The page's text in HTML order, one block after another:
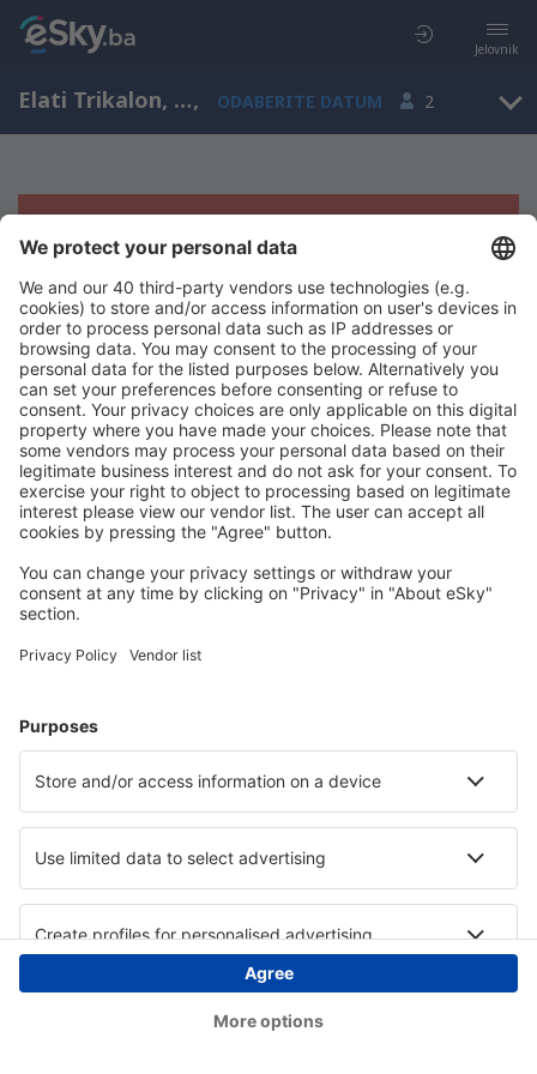
Jelovnik
Elati Trikalon, Thessaly, Grčka, ODABERITE DATUM 2
Žao nam je, ne možemo da prikažemo
rezultate
Pokušajte još jednom kad izaberete druge kriterijume
Copyright © eSky.ba. Sva prava zadržana.